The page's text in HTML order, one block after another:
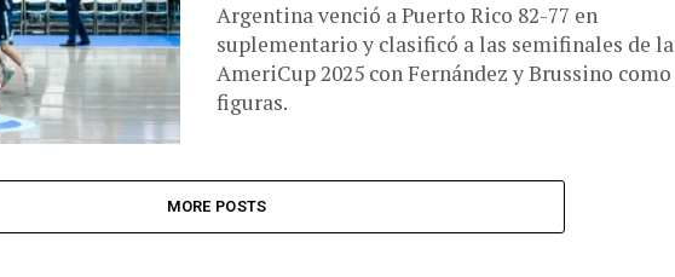
Argentina venció a Puerto Rico 82-77 en
suplementario y clasificó a las semifinales de la
AmeriCup 2025 con Fernández y Brussino como
figuras.
MORE POSTS